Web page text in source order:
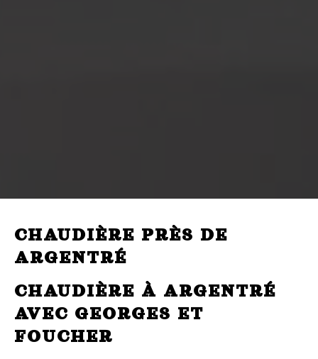
CHAUDIÈRE PRÈS DE
ARGENTRÉ
CHAUDIÈRE À ARGENTRÉ
AVEC GEORGES ET
FOUCHER